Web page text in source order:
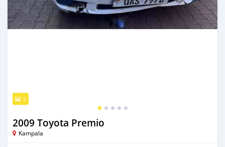
5
2009 Toyota Premio
Kampala